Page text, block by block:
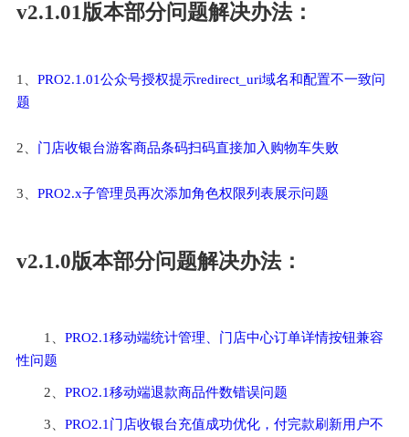
v2.1.01版本部分问题解决办法：
1、 PRO2.1.01公众号授权提示redirect_uri域名和配置不一致问
题
2、 门店收银台游客商品条码扫码直接加入购物车失败
3、 PRO2.x子管理员再次添加角色权限列表展示问题
v2.1.0版本部分问题解决办法：
1、 PRO2.1移动端统计管理、门店中心订单详情按钮兼容
性问题
2、 PRO2.1移动端退款商品件数错误问题
3、 PRO2.1门店收银台充值成功优化，付完款刷新用户不